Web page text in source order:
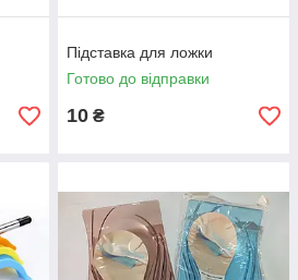
Підставка для ложки
Готово до відправки
10 ₴